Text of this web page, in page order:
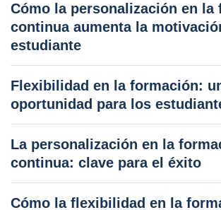
Cómo la personalización en la
continua aumenta la
estudiante
Flexibilidad en la formación:
oportunidad para los
La personalización en la
continua: clave para el éxito
Cómo la flexibilidad en la